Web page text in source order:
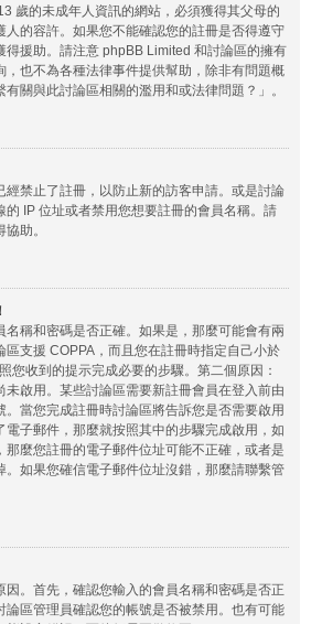
歲的未成年人資訊的網站，必須獲得其父母的
人的容許。如果您不能確認您的註冊是否得遵守
得援助。請注意 phpBB Limited 和討論區的擁有
，也不為各種法律事件提供幫助，除非有問題概
關與此討論區相關的濫用和或法律問題？」。
經禁止了註冊，以防止新的訪客申請。或是討論
的 IP 位址或者禁用您想要註冊的會員名稱。請
助。
名稱和密碼是否正確。如果是，那麼可能會有兩
區支援 COPPA，而且您在註冊時指定自己小於
您收到的提示完成必要的步驟。第二個原因：
未啟用。某些討論區需要新註冊會員在登入前由
。當您完成註冊時討論區將告訴您是否需要啟用
電子郵件，那麼就按照其中的步驟完成啟用，如
那麼您註冊的電子郵件位址可能不正確，或者是
。如果您確信電子郵件位址沒錯，那麼請聯繫管
因。首先，確認您輸入的會員名稱和密碼是否正
論區管理員確認您的帳號是否被禁用。也有可能